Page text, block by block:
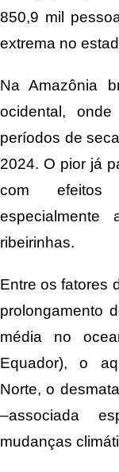
850,9 mil
extrema no
Na Amazônia
ocidental,
períodos de
2024. O pior já
com efeitos
ribeirinhas.
Entre os fatores
prolongamento
média no
Equador), o
Norte, o
–associada
mudanças